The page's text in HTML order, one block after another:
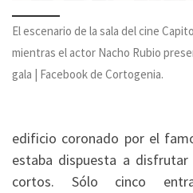
El escenario de la sala del cine
mientras el actor Nacho Rubio
gala | Facebook de Cortogenia.
edificio coronado por el
estaba dispuesta a
cortos. Sólo cinco